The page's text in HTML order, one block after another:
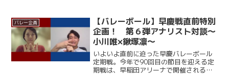
は中村玲央（総２・福大附大濠）が連続
得点を挙げるなど着実にリ...
バレー企画
【バレーボール】早慶戦直前特別
企画！ 第６弾アナリスト対談～
小川唯×鍬塚凛～
いよいよ直前に迫った早慶バレーボール
定期戦。今年で90回目の節目を迎える定
期戦は、早稲田アリーナで開催される。